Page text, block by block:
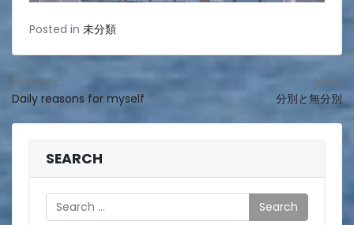
Posted in 未分類
投
稿
Previous:
Daily reasons for myself
Next:
分別と無分別
SEARCH
Search